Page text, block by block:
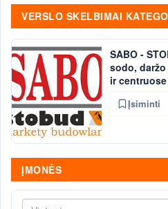
VERSLO SKELBIMAI
SABO -
sodo,
ir
Įsiminti
ĮMONĖS